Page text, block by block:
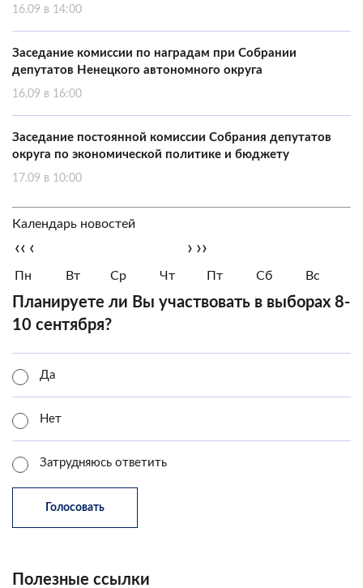
16.09 в 14:00
Заседание комиссии по наградам при Собрании
депутатов Ненецкого автономного округа
16.09 в 16:00
Заседание постоянной комиссии Собрания депутатов
округа по экономической политике и бюджету
17.09 в 10:00
Календарь новостей
‹‹ ‹ › ››
Пн Вт Ср Чт Пт Сб Вс
Планируете ли Вы участвовать в выборах 8-
10 сентября?
Да
Нет
Затрудняюсь ответить
Полезные ссылки